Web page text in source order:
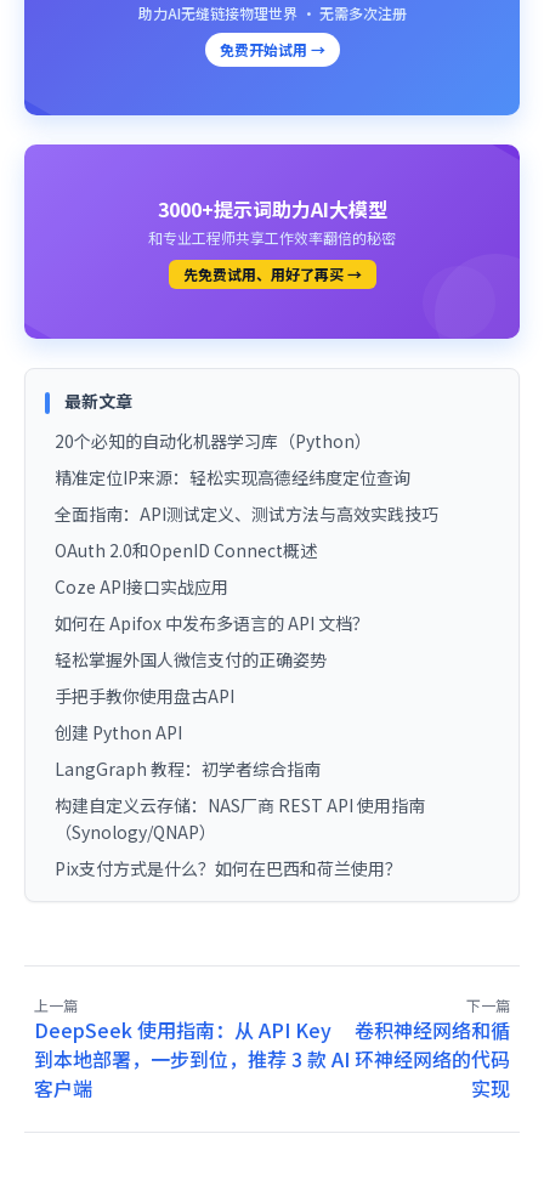
助力AI无缝链接物理世界 · 无需多次注册
免费开始试用 →
3000+提示词助力AI大模型
和专业工程师共享工作效率翻倍的秘密
先免费试用、用好了再买 →
最新文章
20个必知的自动化机器学习库（Python）
精准定位IP来源：轻松实现高德经纬度定位查询
全面指南：API测试定义、测试方法与高效实践技巧
OAuth 2.0和OpenID Connect概述
Coze API接口实战应用
如何在 Apifox 中发布多语言的 API 文档？
轻松掌握外国人微信支付的正确姿势
手把手教你使用盘古API
创建 Python API
LangGraph 教程：初学者综合指南
构建自定义云存储：NAS厂商 REST API 使用指南
（Synology/QNAP）
Pix支付方式是什么？如何在巴西和荷兰使用？
上一篇
DeepSeek 使用指南：从 API Key
到本地部署，一步到位，推荐 3 款 AI
客户端
下一篇
卷积神经网络和循
环神经网络的代码
实现